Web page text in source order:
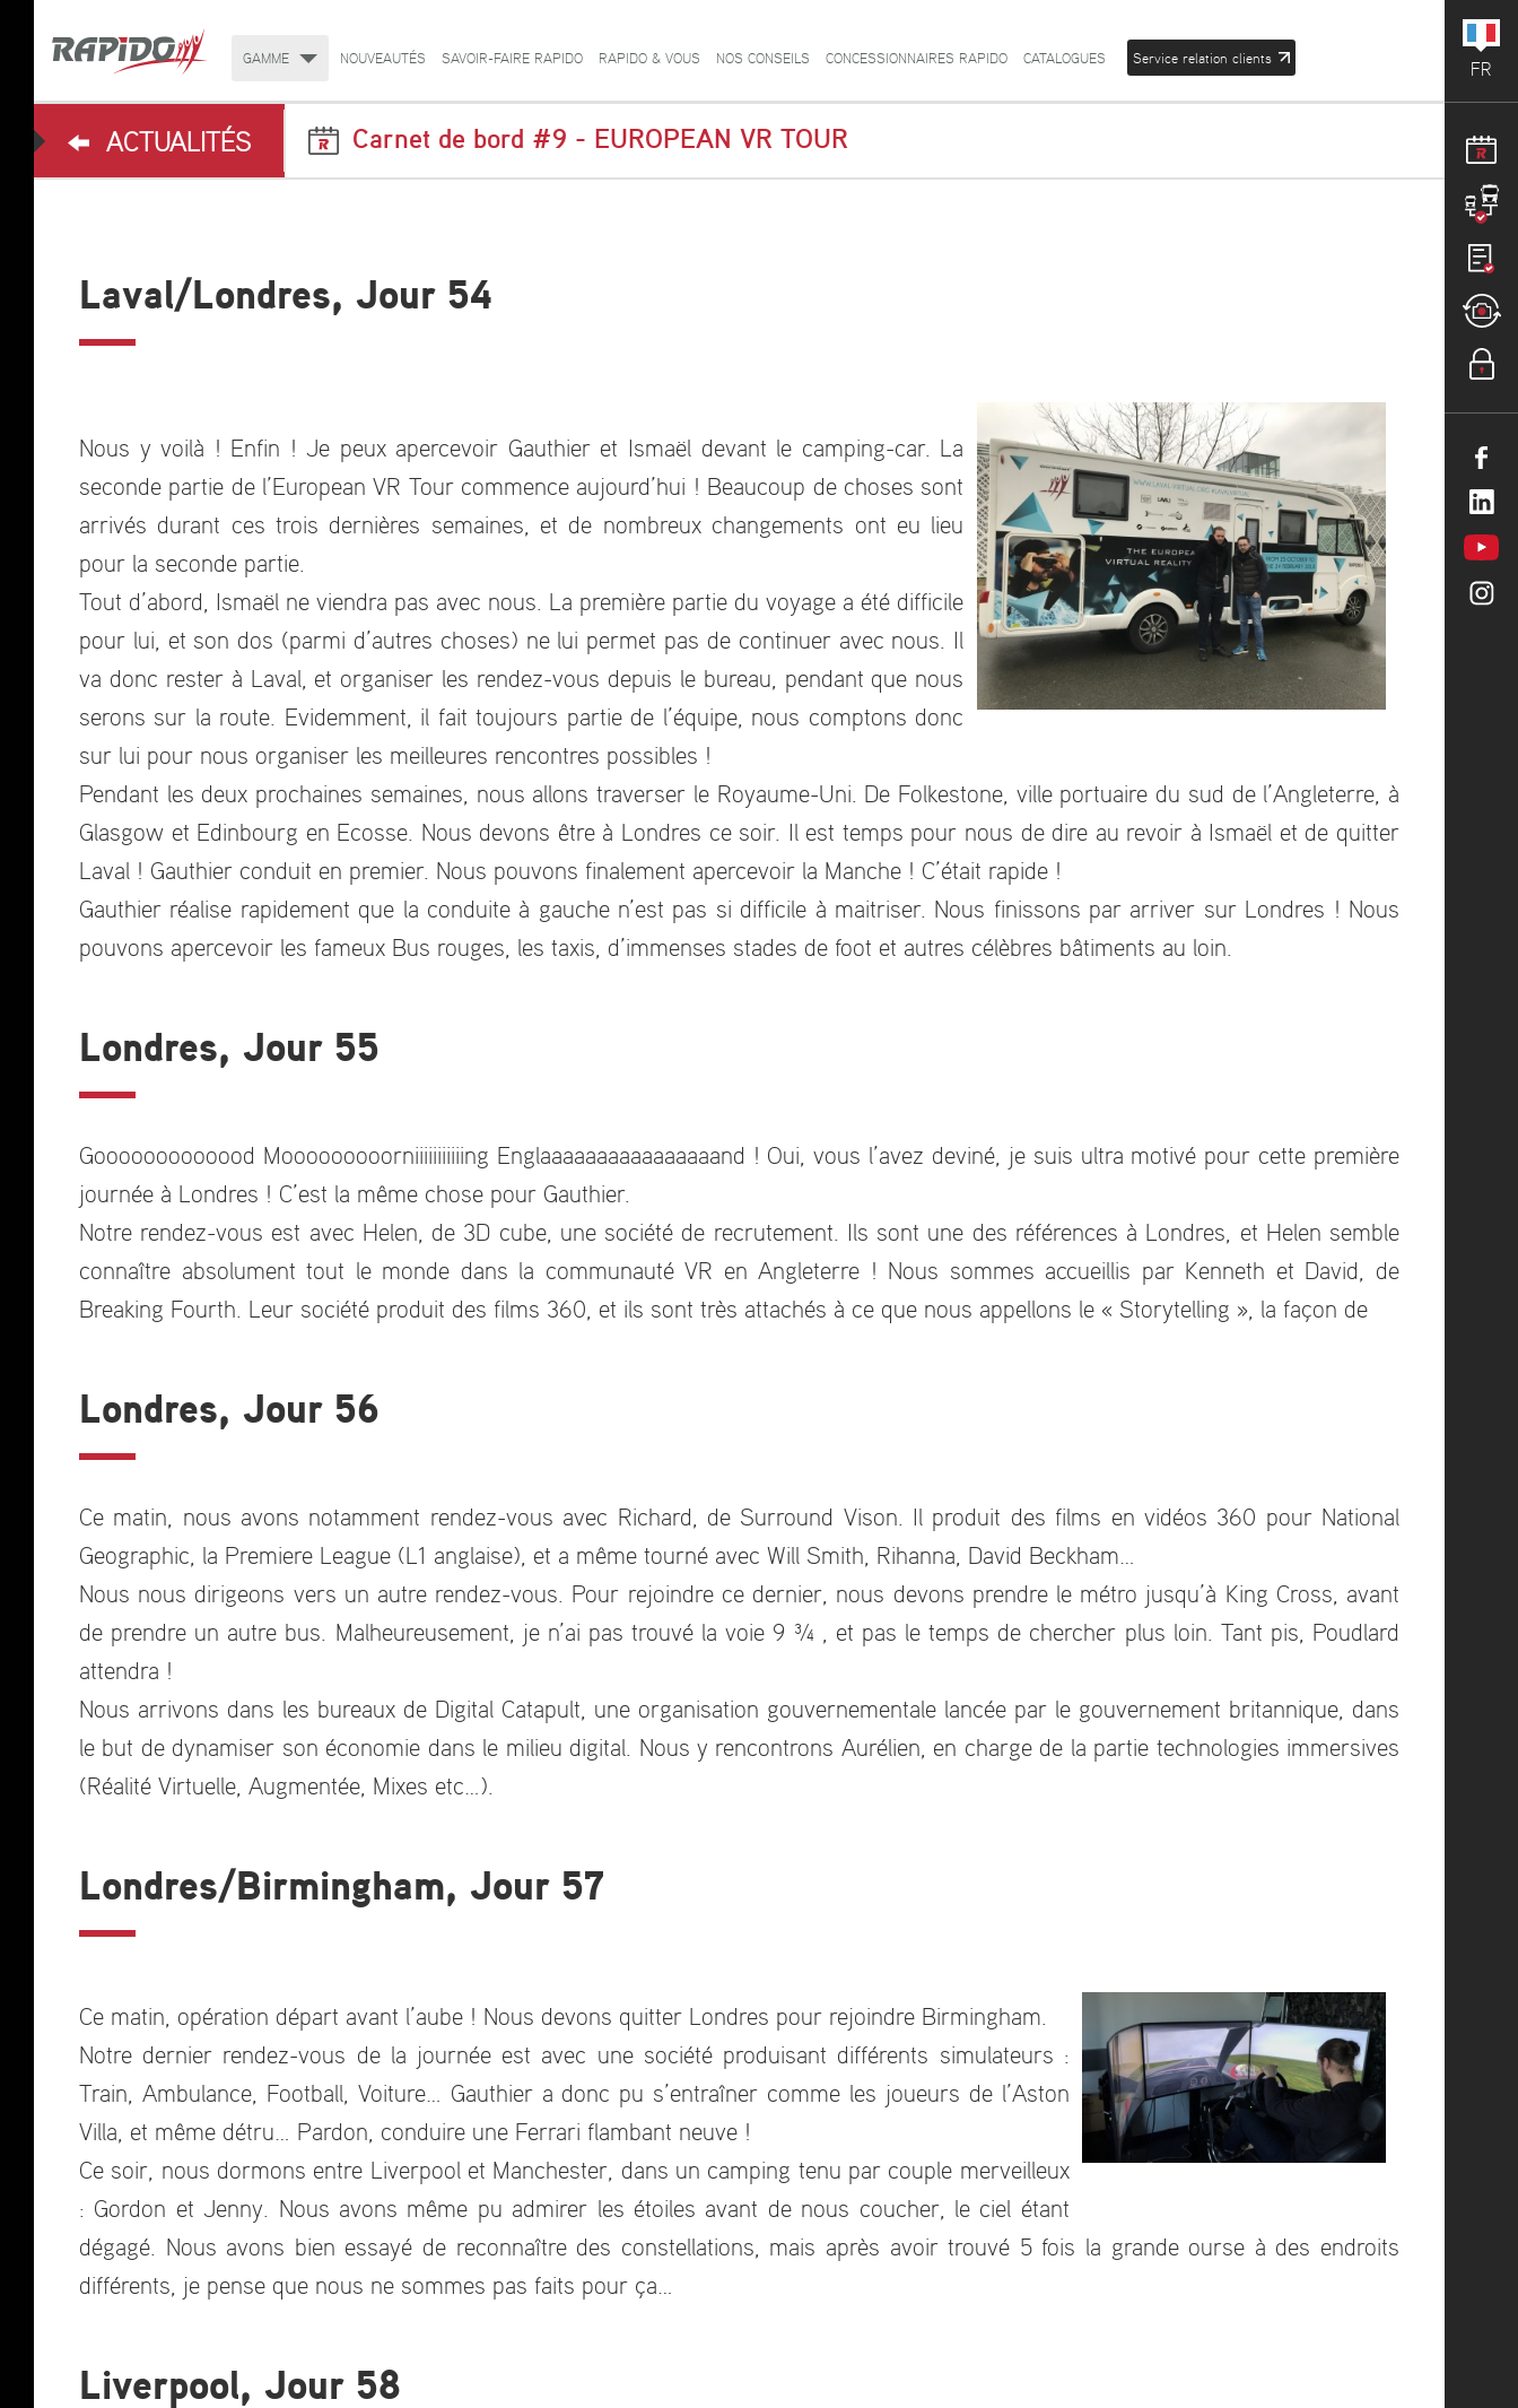
FR
GAMME NOUVEAUTÉS SAVOIR-FAIRE RAPIDO RAPIDO & VOUS NOS CONSEILS CONCESSIONNAIRES RAPIDO CATALOGUES Service relation clients
ACTUALITÉS Carnet de bord #9 - EUROPEAN VR TOUR
Laval/Londres, Jour 54
Nous y voilà ! Enfin ! Je peux apercevoir Gauthier et Ismaël devant le camping-car. La
seconde partie de l’European VR Tour commence aujourd’hui ! Beaucoup de choses sont
arrivés durant ces trois dernières semaines, et de nombreux changements ont eu lieu
pour la seconde partie.
Tout d’abord, Ismaël ne viendra pas avec nous. La première partie du voyage a été difficile
pour lui, et son dos (parmi d’autres choses) ne lui permet pas de continuer avec nous. Il
va donc rester à Laval, et organiser les rendez-vous depuis le bureau, pendant que nous
serons sur la route. Evidemment, il fait toujours partie de l’équipe, nous comptons donc
sur lui pour nous organiser les meilleures rencontres possibles !
Pendant les deux prochaines semaines, nous allons traverser le Royaume-Uni. De Folkestone, ville portuaire du sud de l’Angleterre, à
Glasgow et Edinbourg en Ecosse. Nous devons être à Londres ce soir. Il est temps pour nous de dire au revoir à Ismaël et de quitter
Laval ! Gauthier conduit en premier. Nous pouvons finalement apercevoir la Manche ! C’était rapide !
Gauthier réalise rapidement que la conduite à gauche n’est pas si difficile à maitriser. Nous finissons par arriver sur Londres ! Nous
pouvons apercevoir les fameux Bus rouges, les taxis, d’immenses stades de foot et autres célèbres bâtiments au loin.
Londres, Jour 55
Gooooooooooood Mooooooooorniiiiiiiiiiing Englaaaaaaaaaaaaaaaand ! Oui, vous l’avez deviné, je suis ultra motivé pour cette première
journée à Londres ! C’est la même chose pour Gauthier.
Notre rendez-vous est avec Helen, de 3D cube, une société de recrutement. Ils sont une des références à Londres, et Helen semble
connaître absolument tout le monde dans la communauté VR en Angleterre ! Nous sommes accueillis par Kenneth et David, de
Breaking Fourth. Leur société produit des films 360, et ils sont très attachés à ce que nous appellons le « Storytelling », la façon de
Londres, Jour 56
Ce matin, nous avons notamment rendez-vous avec Richard, de Surround Vison. Il produit des films en vidéos 360 pour National
Geographic, la Premiere League (L1 anglaise), et a même tourné avec Will Smith, Rihanna, David Beckham…
Nous nous dirigeons vers un autre rendez-vous. Pour rejoindre ce dernier, nous devons prendre le métro jusqu’à King Cross, avant
de prendre un autre bus. Malheureusement, je n’ai pas trouvé la voie 9 ¾ , et pas le temps de chercher plus loin. Tant pis, Poudlard
attendra !
Nous arrivons dans les bureaux de Digital Catapult, une organisation gouvernementale lancée par le gouvernement britannique, dans
le but de dynamiser son économie dans le milieu digital. Nous y rencontrons Aurélien, en charge de la partie technologies immersives
(Réalité Virtuelle, Augmentée, Mixes etc…).
Londres/Birmingham, Jour 57
Ce matin, opération départ avant l’aube ! Nous devons quitter Londres pour rejoindre Birmingham.
Notre dernier rendez-vous de la journée est avec une société produisant différents simulateurs :
Train, Ambulance, Football, Voiture… Gauthier a donc pu s’entraîner comme les joueurs de l’Aston
Villa, et même détru… Pardon, conduire une Ferrari flambant neuve !
Ce soir, nous dormons entre Liverpool et Manchester, dans un camping tenu par couple merveilleux
: Gordon et Jenny. Nous avons même pu admirer les étoiles avant de nous coucher, le ciel étant
dégagé. Nous avons bien essayé de reconnaître des constellations, mais après avoir trouvé 5 fois la grande ourse à des endroits
différents, je pense que nous ne sommes pas faits pour ça…
Liverpool, Jour 58